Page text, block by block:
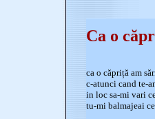
Ca o
ca o căpriță am
c-atunci cand te-
in loc sa-mi vari
tu-mi balmajeai